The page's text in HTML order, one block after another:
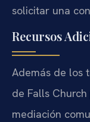
solicitar una
Recursos
Además de los
de Falls
mediación